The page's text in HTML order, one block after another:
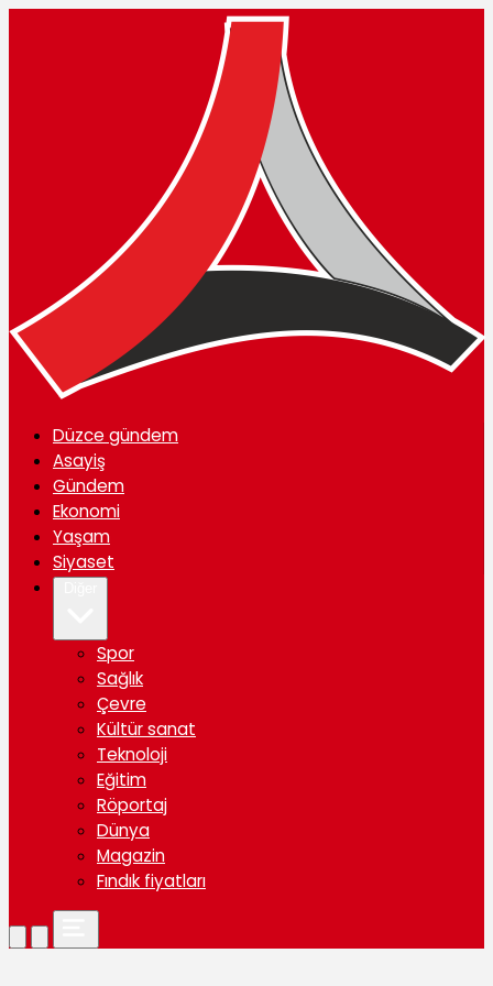
Düzce gündem
Asayiş
Gündem
Ekonomi
Yaşam
Siyaset
Spor
Sağlık
Çevre
Kültür sanat
Teknoloji
Eğitim
Röportaj
Dünya
Magazin
Fındık fiyatları